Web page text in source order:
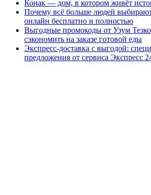
Конак — дом, в котором живёт
Почему всё больше людей
онлайн бесплатно и полностью
Выгодные промокоды от Узум
сэкономить на заказе готовой еды
Экспресс-доставка с выгодой:
предложения от сервиса Экспресс